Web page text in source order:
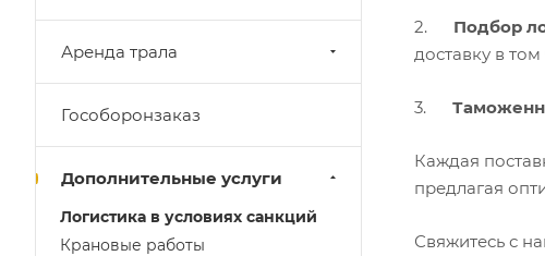
2. Подбор
доставку в
3.
Каждая
предлагая
Свяжитесь с
Аренда трала
Гособоронзаказ
Дополнительные услуги
Логистика в условиях санкций
Крановые работы